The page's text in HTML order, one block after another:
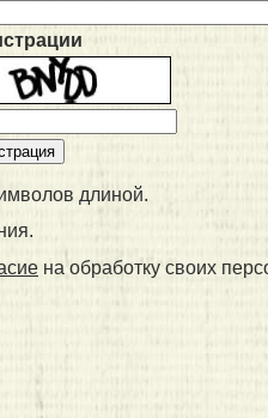
длиной.
на обработку своих